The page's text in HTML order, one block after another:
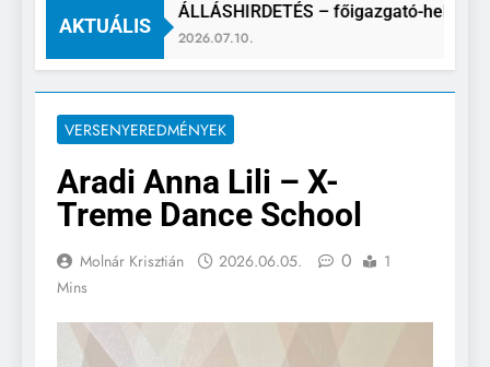
AKTUÁLIS
ÁLLÁSHIRDETÉS – főigazgató-helyettes
2026.07.10.
VERSENYEREDMÉNYEK
Aradi Anna Lili – X-
Treme Dance School
Molnár Krisztián 2026.06.05. 0
1
Mins